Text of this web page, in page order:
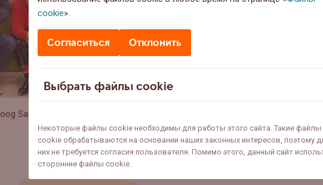
cookie».
Согласиться Отклонить
Выбрать файлы cookie
Некоторые файлы cookie необходимы для работы этого сайта. Такие файлы
cookie обрабатываются на основании наших законных интересов, поэтому
них не требуется согласия пользователя. Помимо этого, данный сайт
сторонние файлы cookie.
Sander Õun, Grete Riim ja Mihkel Tamm